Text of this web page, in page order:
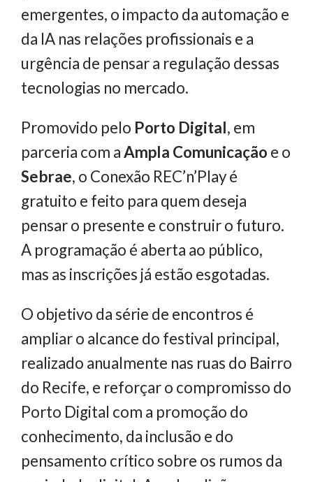
emergentes, o impacto da automação e
da IA nas relações profissionais e a
urgência de pensar a regulação dessas
tecnologias no mercado.
Promovido pelo Porto Digital, em
parceria com aAmpla Comunicação e o
Sebrae, o Conexão REC’n’Play é
gratuito e feito para quem deseja
pensar o presente e construir o futuro.
A programação é aberta ao público,
mas as inscrições já estão esgotadas.
O objetivo da série de encontros é
ampliar o alcance do festival principal,
realizado anualmente nas ruas do Bairro
do Recife, e reforçar o compromisso do
Porto Digital com a promoção do
conhecimento, da inclusão e do
pensamento crítico sobre os rumos da